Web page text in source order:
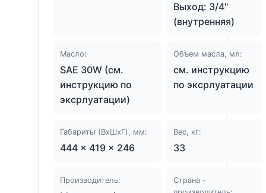
Выход: 3/4"
(внутренняя)
Масло:
SAE 30W (см.
инструкцию по
эксрлуатации)
Объем масла, мл:
см. инструкцию
по эксрлуатации
Габариты (ВхШхГ), мм:
444 × 419 × 246
Вес, кг:
33
Производитель:
Страна -